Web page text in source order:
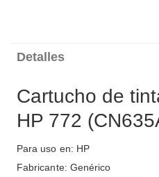
Detalles
Cartucho de
HP 772
Para uso en: HP
Fabricante: Genérico